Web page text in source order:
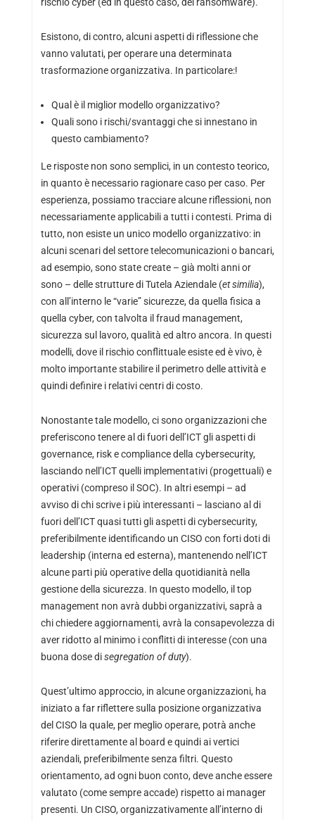
rischio cyber (ed in questo caso, del ransomware).
Esistono, di contro, alcuni aspetti di riflessione che
vanno valutati, per operare una determinata
trasformazione organizzativa. In particolare:!
Qual è il miglior modello organizzativo?
Quali sono i rischi/svantaggi che si innestano in
questo cambiamento?
Le risposte non sono semplici, in un contesto teorico,
in quanto è necessario ragionare caso per caso. Per
esperienza, possiamo tracciare alcune riflessioni, non
necessariamente applicabili a tutti i contesti. Prima di
tutto, non esiste un unico modello organizzativo: in
alcuni scenari del settore telecomunicazioni o bancari,
ad esempio, sono state create – già molti anni or
sono – delle strutture di Tutela Aziendale (et similia),
con all’interno le “varie” sicurezze, da quella fisica a
quella cyber, con talvolta il fraud management,
sicurezza sul lavoro, qualità ed altro ancora. In questi
modelli, dove il rischio conflittuale esiste ed è vivo, è
molto importante stabilire il perimetro delle attività e
quindi definire i relativi centri di costo.
Nonostante tale modello, ci sono organizzazioni che
preferiscono tenere al di fuori dell’ICT gli aspetti di
governance, risk e compliance della cybersecurity,
lasciando nell’ICT quelli implementativi (progettuali) e
operativi (compreso il SOC). In altri esempi – ad
avviso di chi scrive i più interessanti – lasciano al di
fuori dell’ICT quasi tutti gli aspetti di cybersecurity,
preferibilmente identificando un CISO con forti doti di
leadership (interna ed esterna), mantenendo nell’ICT
alcune parti più operative della quotidianità nella
gestione della sicurezza. In questo modello, il top
management non avrà dubbi organizzativi, saprà a
chi chiedere aggiornamenti, avrà la consapevolezza di
aver ridotto al minimo i conflitti di interesse (con una
buona dose disegregation of duty).
Quest’ultimo approccio, in alcune organizzazioni, ha
iniziato a far riflettere sulla posizione organizzativa
del CISO la quale, per meglio operare, potrà anche
riferire direttamente al board e quindi ai vertici
aziendali, preferibilmente senza filtri. Questo
orientamento, ad ogni buon conto, deve anche essere
valutato (come sempre accade) rispetto ai manager
presenti. Un CISO, organizzativamente all’interno di